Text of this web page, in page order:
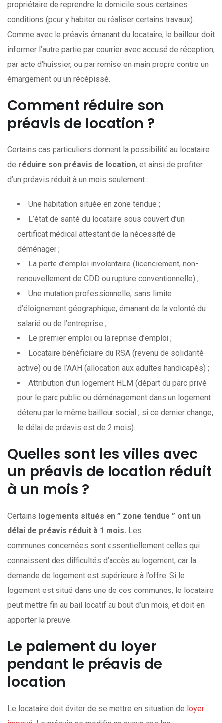
propriétaire de reprendre le domicile sous certaines
conditions (pour y habiter ou réaliser certains travaux).
Comme avec le préavis émanant du locataire, le bailleur doit
informer l’autre partie par courrier avec accusé de réception,
par acte d’huissier, ou par remise en main propre contre un
émargement ou un récépissé.
Comment réduire son
préavis de location ?
Certains cas particuliers donnent la possibilité au locataire
de réduire son préavis de location, et ainsi de profiter
d’un préavis réduit à un mois seulement :
Une habitation située en zone tendue ;
L’état de santé du locataire sous couvert d’un
certificat médical attestant de la nécessité de
déménager ;
La perte d’emploi involontaire (licenciement, non-
renouvellement de CDD ou rupture conventionnelle) ;
Une mutation professionnelle, sans limite
d’éloignement géographique, émanant de la volonté du
salarié ou de l’entreprise ;
Le premier emploi ou la reprise d’emploi ;
Locataire bénéficiaire du RSA (revenu de solidarité
active) ou de l’AAH (allocation aux adultes handicapés) ;
Attribution d’un logement HLM (départ du parc privé
pour le parc public ou déménagement dans un logement
détenu par le même bailleur social ; si ce dernier change,
le délai de préavis est de 2 mois).
Quelles sont les villes avec
un préavis de location réduit
à un mois ?
Certains logements situés en ” zone tendue ” ont un
délai de préavis réduit à 1 mois. Les
communes concernées sont essentiellement celles qui
connaissent des difficultés d’accès au logement, car la
demande de logement est supérieure à l’offre. Si le
logement est situé dans une de ces communes, le locataire
peut mettre fin au bail locatif au bout d’un mois, et doit en
apporter la preuve.
Le paiement du loyer
pendant le préavis de
location
Le locataire doit éviter de se mettre en situation de loyer